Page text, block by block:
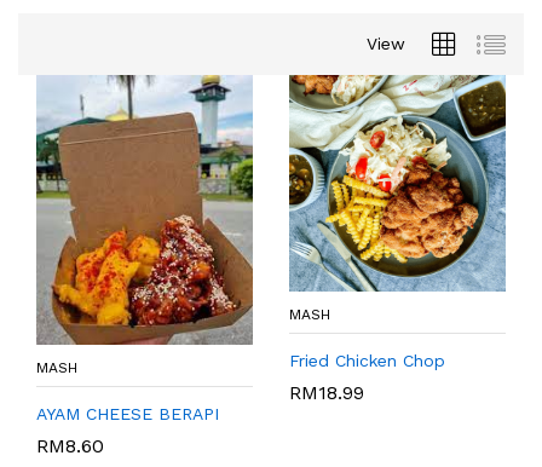
View
MASH
AYAM CHEESE BERAPI
RM8.60
MASH
Fried Chicken Chop
RM18.99